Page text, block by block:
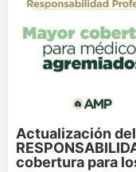
Actualización del
cobertura para